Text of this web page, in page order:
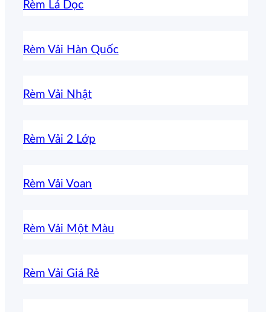
Rèm Lá Dọc
Rèm Vải Hàn Quốc
Rèm Vải Nhật
Rèm Vải 2 Lớp
Rèm Vải Voan
Rèm Vải Một Màu
Rèm Vải Giá Rẻ